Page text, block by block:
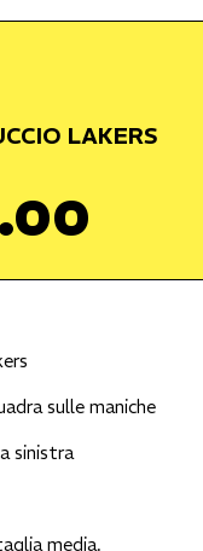
LAKERS
sulle maniche
sinistra
media.